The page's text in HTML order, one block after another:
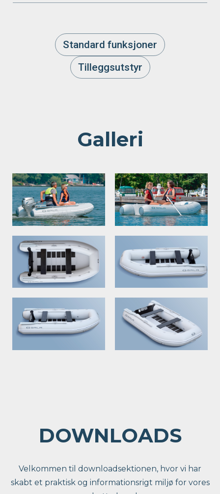
Standard funksjoner
Tilleggsutstyr
Galleri
DOWNLOADS
Velkommen til downloadsektionen, hvor vi har
skabt et praktisk og informationsrigt miljø for vores